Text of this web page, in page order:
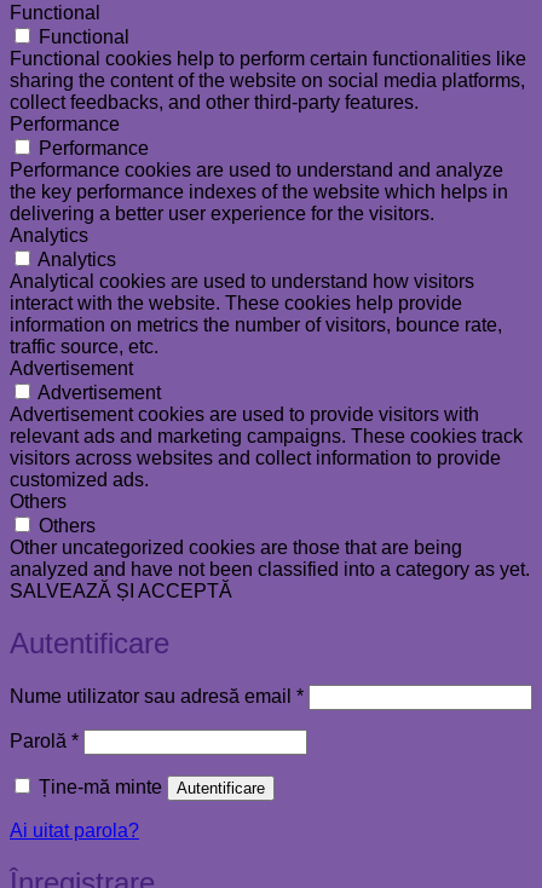
Functional
Functional
Functional cookies help to perform certain functionalities like
sharing the content of the website on social media platforms,
collect feedbacks, and other third-party features.
Performance
Performance
Performance cookies are used to understand and analyze
the key performance indexes of the website which helps in
delivering a better user experience for the visitors.
Analytics
Analytics
Analytical cookies are used to understand how visitors
interact with the website. These cookies help provide
information on metrics the number of visitors, bounce rate,
traffic source, etc.
Advertisement
Advertisement
Advertisement cookies are used to provide visitors with
relevant ads and marketing campaigns. These cookies track
visitors across websites and collect information to provide
customized ads.
Others
Others
Other uncategorized cookies are those that are being
analyzed and have not been classified into a category as yet.
SALVEAZĂ ȘI ACCEPTĂ
Autentificare
Nume utilizator sau adresă email *Obligatoriu
Parolă *Obligatoriu
Ține-mă minte Autentificare
Ai uitat parola?